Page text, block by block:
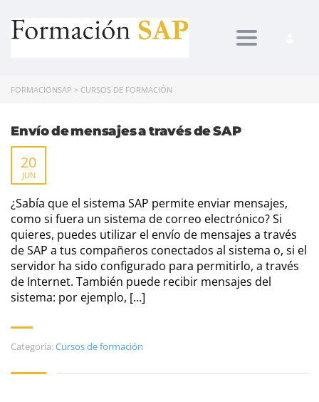
Toggle
FORMACIONSAP > CURSOS DE FORMACIÓN
Envío de mensajes a través de SAP
20
JUN
¿Sabía que el sistema SAP permite enviar mensajes,
como si fuera un sistema de correo electrónico? Si
quieres, puedes utilizar el envío de mensajes a través
de SAP a tus compañeros conectados al sistema o, si el
servidor ha sido configurado para permitirlo, a través
de Internet. También puede recibir mensajes del
sistema: por ejemplo, […]
Categoría:Cursos de formación